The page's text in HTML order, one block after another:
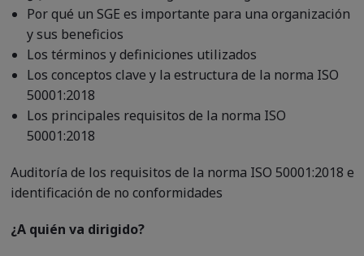
Por qué un SGE es importante para una organización
y sus beneficios
Los términos y definiciones utilizados
Los conceptos clave y la estructura de la norma ISO
50001:2018
Los principales requisitos de la norma ISO
50001:2018
Auditoría de los requisitos de la norma ISO 50001:2018 e
identificación de no conformidades
¿A quién va dirigido?